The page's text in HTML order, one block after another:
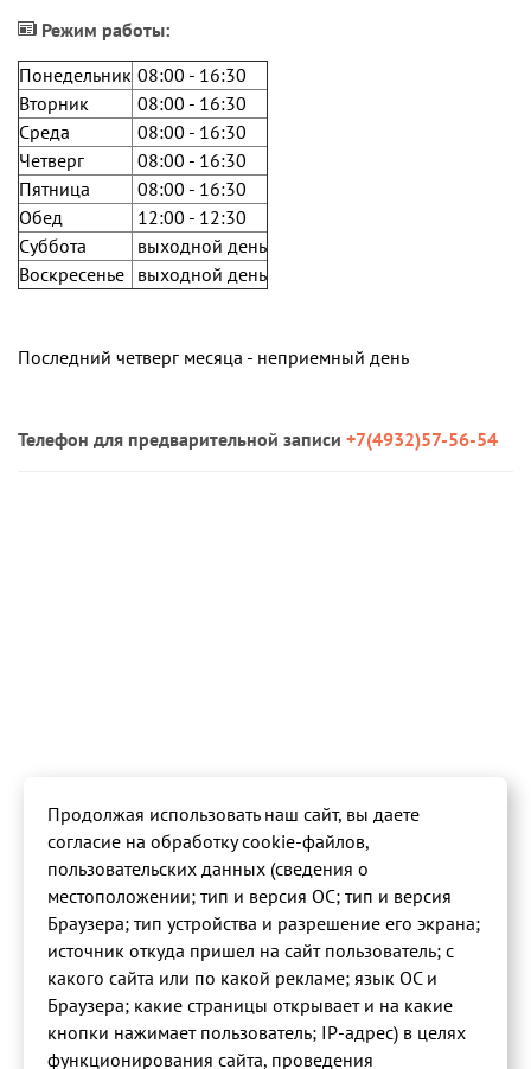
Режим работы:
Понедельник 08:00 - 16:30
Вторник
08:00 - 16:30
Среда
08:00 - 16:30
Четверг
08:00 - 16:30
Пятница
08:00 - 16:30
Обед
12:00 - 12:30
Суббота
выходной день
Воскресенье выходной день
Последний четверг месяца - неприемный день
Телефон для предварительной записи +7(4932)57-56-54
Продолжая использовать наш сайт, вы даете
согласие на обработку cookie-файлов,
пользовательских данных (сведения о
местоположении; тип и версия ОС; тип и версия
Браузера; тип устройства и разрешение его экрана;
источник откуда пришел на сайт пользователь; с
какого сайта или по какой рекламе; язык ОС и
Браузера; какие страницы открывает и на какие
кнопки нажимает пользователь; IP-адрес) в целях
функционирования сайта, проведения